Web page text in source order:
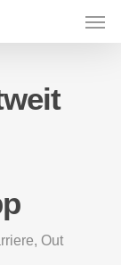
, Out